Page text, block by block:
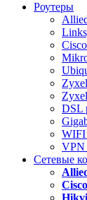
Роутеры
DSL
WIFI
VPN
Сетевые